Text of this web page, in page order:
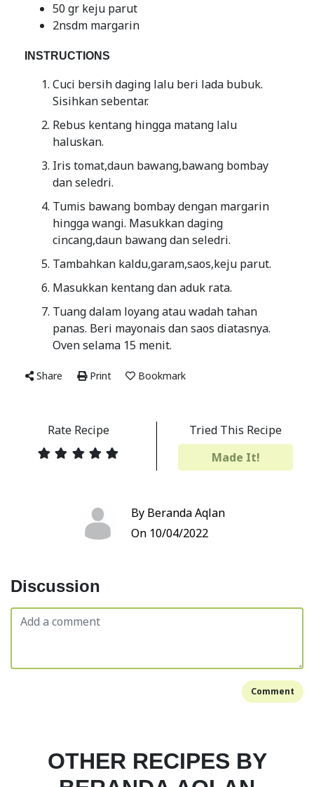
50 gr keju parut
2nsdm margarin
INSTRUCTIONS
Cuci bersih daging lalu beri lada bubuk.
Sisihkan sebentar.
Rebus kentang hingga matang lalu
haluskan.
Iris tomat,daun bawang,bawang bombay
dan seledri.
Tumis bawang bombay dengan margarin
hingga wangi. Masukkan daging
cincang,daun bawang dan seledri.
Tambahkan kaldu,garam,saos,keju parut.
Masukkan kentang dan aduk rata.
Tuang dalam loyang atau wadah tahan
panas. Beri mayonais dan saos diatasnya.
Oven selama 15 menit.
Share Print Bookmark
Rate Recipe
Tried This Recipe
Made It!
By Beranda Aqlan
On 10/04/2022
Discussion
Comment
OTHER RECIPES BY